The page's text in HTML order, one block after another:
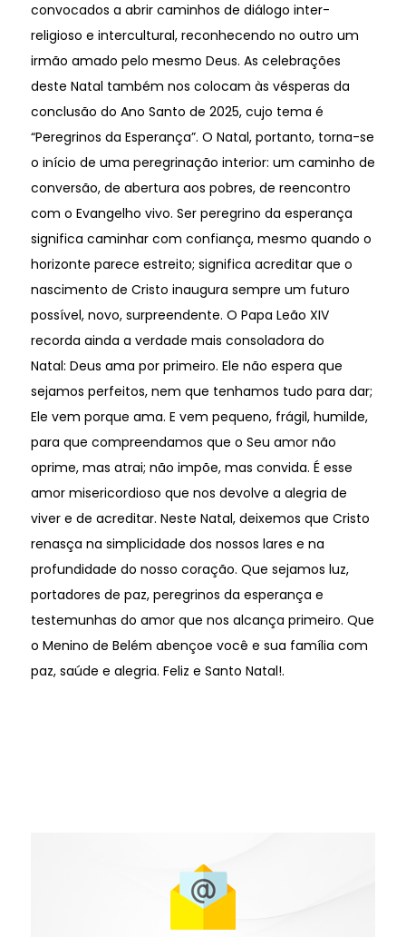
convocados a abrir caminhos de diálogo inter-
religioso e intercultural, reconhecendo no outro um
irmão amado pelo mesmo Deus. As celebrações
deste Natal também nos colocam às vésperas da
conclusão do Ano Santo de 2025, cujo tema é
“Peregrinos da Esperança”. O Natal, portanto, torna-se
o início de uma peregrinação interior: um caminho de
conversão, de abertura aos pobres, de reencontro
com o Evangelho vivo. Ser peregrino da esperança
significa caminhar com confiança, mesmo quando o
horizonte parece estreito; significa acreditar que o
nascimento de Cristo inaugura sempre um futuro
possível, novo, surpreendente. O Papa Leão XIV
recorda ainda a verdade mais consoladora do
Natal: Deus ama por primeiro. Ele não espera que
sejamos perfeitos, nem que tenhamos tudo para dar;
Ele vem porque ama. E vem pequeno, frágil, humilde,
para que compreendamos que o Seu amor não
oprime, mas atrai; não impõe, mas convida. É esse
amor misericordioso que nos devolve a alegria de
viver e de acreditar. Neste Natal, deixemos que Cristo
renasça na simplicidade dos nossos lares e na
profundidade do nosso coração. Que sejamos luz,
portadores de paz, peregrinos da esperança e
testemunhas do amor que nos alcança primeiro. Que
o Menino de Belém abençoe você e sua família com
paz, saúde e alegria. Feliz e Santo Natal!.